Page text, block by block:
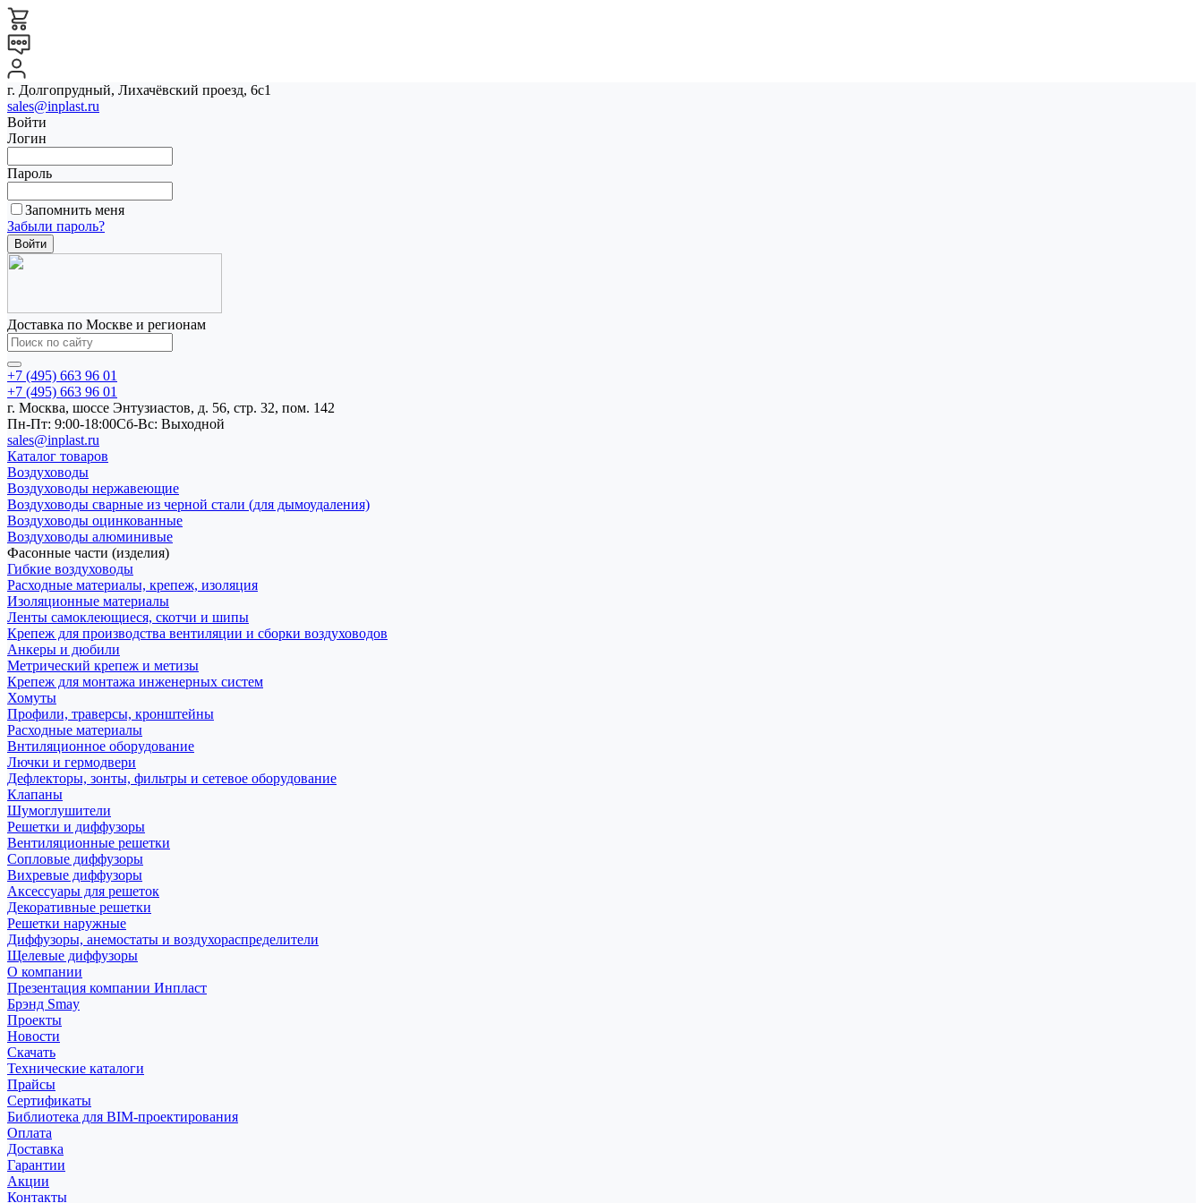
г. Долгопрудный, Лихачёвский проезд, 6с1
sales@inplast.ru
Войти
Логин
Пароль
Запомнить меня
Забыли пароль?
Доставка по Москве и регионам
+7 (495) 663 96 01
+7 (495) 663 96 01
г. Москва, шоссе Энтузиастов, д. 56, стр. 32, пом. 142
Пн-Пт: 9:00-18:00Cб-Вс: Выходной
sales@inplast.ru
Каталог товаров
Воздуховоды
Воздуховоды нержавеющие
Воздуховоды сварные из черной стали (для дымоудаления)
Воздуховоды оцинкованные
Воздуховоды алюминивые
Фасонные части (изделия)
Гибкие воздуховоды
Расходные материалы, крепеж, изоляция
Изоляционные материалы
Ленты самоклеющиеся, скотчи и шипы
Крепеж для производства вентиляции и сборки воздуховодов
Анкеры и дюбили
Метрический крепеж и метизы
Крепеж для монтажа инженерных систем
Хомуты
Профили, траверсы, кронштейны
Расходные материалы
Внтиляционное оборудование
Лючки и гермодвери
Дефлекторы, зонты, фильтры и сетевое оборудование
Клапаны
Шумоглушители
Решетки и диффузоры
Вентиляционные решетки
Сопловые диффузоры
Вихревые диффузоры
Аксессуары для решеток
Декоративные решетки
Решетки наружные
Диффузоры, анемостаты и воздухораспределители
Щелевые диффузоры
О компании
Презентация компании Инпласт
Брэнд Smay
Проекты
Новости
Скачать
Технические каталоги
Прайсы
Сертификаты
Библиотека для BIM-проектирования
Оплата
Доставка
Гарантии
Акции
Контакты